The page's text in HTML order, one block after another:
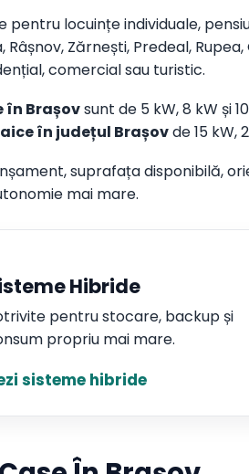
pentru locuințe individuale,
Zărnești, Predeal,
comercial sau turistic.
Brașovsunt de 5 kW, 8 kW și
în județul Brașovde 15 kW,
suprafața disponibilă,
mai mare.
Hibride
pentru stocare, backup și
propriu mai mare.
sisteme hibride